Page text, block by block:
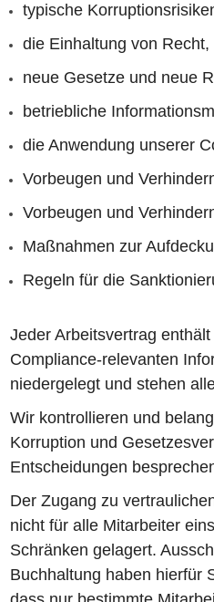
typische
die Einhaltung von
neue Gesetze und neue
betriebliche
die Anwendung unserer
Vorbeugen und
Vorbeugen und
Maßnahmen zur
Regeln für die
Jeder Arbeitsvertrag
Compliance-relevanten
niedergelegt und stehen
Wir kontrollieren und
Korruption und
Entscheidungen
Der Zugang zu
nicht für alle Mitarbeiter
Schränken gelagert.
Buchhaltung haben hierfür